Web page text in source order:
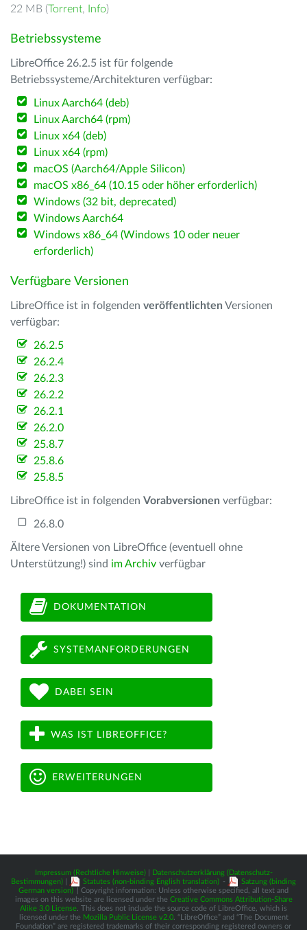
22 MB (Torrent, Info)
Betriebssysteme
LibreOffice 26.2.5 ist für folgende
Betriebssysteme/Architekturen verfügbar:
Linux Aarch64 (deb)
Linux Aarch64 (rpm)
Linux x64 (deb)
Linux x64 (rpm)
macOS (Aarch64/Apple Silicon)
macOS x86_64 (10.15 oder höher erforderlich)
Windows (32 bit, deprecated)
Windows Aarch64
Windows x86_64 (Windows 10 oder neuer
erforderlich)
Verfügbare Versionen
LibreOffice ist in folgenden veröffentlichten Versionen
verfügbar:
26.2.5
26.2.4
26.2.3
26.2.2
26.2.1
26.2.0
25.8.7
25.8.6
25.8.5
LibreOffice ist in folgenden Vorabversionen verfügbar:
26.8.0
Ältere Versionen von LibreOffice (eventuell ohne
Unterstützung!) sind im Archiv verfügbar
DOKUMENTATION
SYSTEMANFORDERUNGEN
DABEI SEIN
WAS IST LIBREOFFICE?
ERWEITERUNGEN
Impressum (Rechtliche Hinweise)|
Datenschutzerklärung (Datenschutz-
Bestimmungen)
Statutes (non-binding English translation) -
Satzung (binding
German version)
| Copyright information: Unless otherwise specified, all text and
images on this website are licensed under the Creative Commons Attribution-Share
Alike 3.0 License . This does not include the source code of LibreOffice, which is
licensed under the Mozilla Public License v2.0. “LibreOffice” and “The Document
Foundation” are registered trademarks of their corresponding registered owners or